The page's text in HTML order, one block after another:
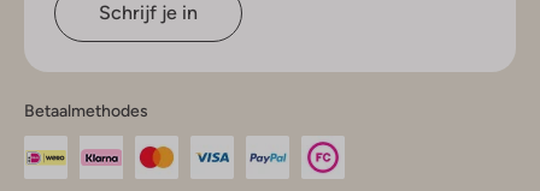
Schrijf je in
Betaalmethodes